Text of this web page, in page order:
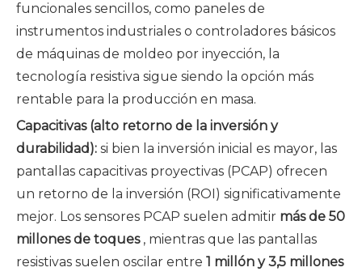
funcionales sencillos, como paneles de
instrumentos industriales o controladores básicos
de máquinas de moldeo por inyección, la
tecnología resistiva sigue siendo la opción más
rentable para la producción en masa.
Capacitivas (alto retorno de la inversión y
durabilidad): si bien la inversión inicial es mayor, las
pantallas capacitivas proyectivas (PCAP) ofrecen
un retorno de la inversión (ROI) significativamente
mejor. Los sensores PCAP suelen admitir más de 50
millones de toques , mientras que las pantallas
resistivas suelen oscilar entre 1 millón y 3,5 millones